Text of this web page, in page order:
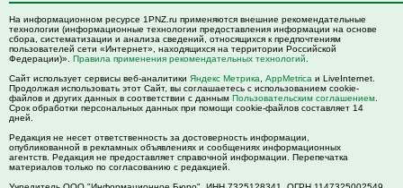
На информационном ресурсе 1PNZ.ru применяются внешние рекомендательные
технологии (информационные технологии предоставления информации на основе
сбора, систематизации и анализа сведений, относящихся к предпочтениям
пользователей сети «Интернет», находящихся на территории Российской
Федерации)». Правила применения рекомендательных технологий
Сайт использует сервисы веб-аналитики Яндекс Метрика AppMetrica и LiveInternet.
Продолжая использовать этот Сайт, вы соглашаетесь с использованием cookie-
файлов и других данных в соответствии с данным Пользовательским соглашением
Срок обработки персональных данных при помощи cookie-файлов составляет 14
дней.
Редакция не несет ответственность за достоверность информации,
опубликованной в рекламных объявлениях и сообщениях информационных
агентств. Редакция не предоставляет справочной информации. Перепечатка
материалов только по согласованию с редакцией.